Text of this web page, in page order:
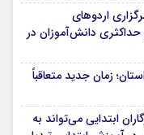
اردوهای
دانش‌آموزان در
۲۷ تیر در چهار استان؛ زمان جدید متعاقباً
ابتدایی می‌تواند به